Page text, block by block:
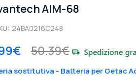
AIM-68
24BA0216C248
50.39€
sostitutiva - Batteria per Getac